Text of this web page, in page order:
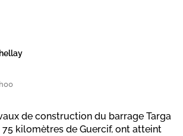
de construction du barrage Targa
75 kilomètres de Guercif, ont atteint